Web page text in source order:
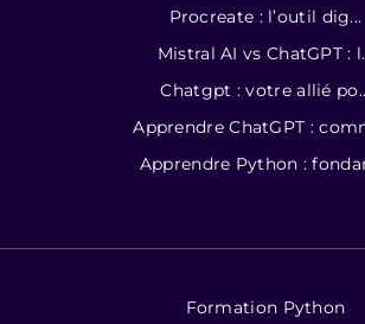
Procreate : l’outil dig...
Mistral AI vs ChatGPT :
Chatgpt : votre allié
Apprendre ChatGPT :
Apprendre Python :
Formation Python